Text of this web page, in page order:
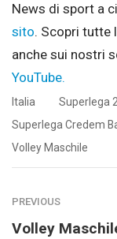
News di sport a
sito. Scopri tutte
anche sui nostri
YouTube.
Italia
Superlega
Superlega Credem
Volley Maschile
PREVIOUS
Volley